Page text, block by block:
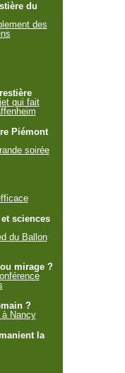
du
des
qui fait
Piémont
soirée
sciences
du Ballon
mirage ?
?
Nancy
la